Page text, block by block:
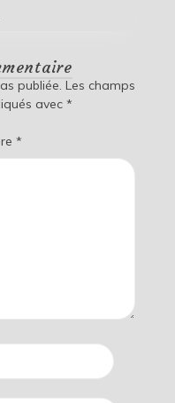
publiée. Les champs
avec *
*